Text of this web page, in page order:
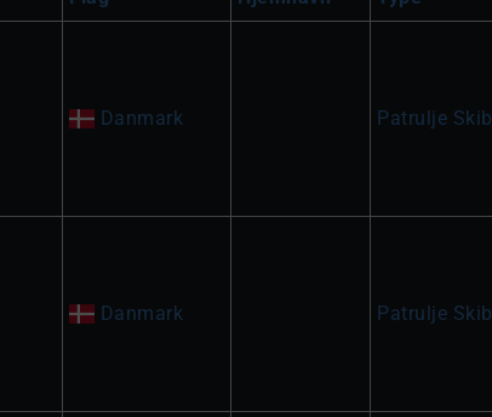
Danmark Patrulje Skib
Danmark Patrulje Skib